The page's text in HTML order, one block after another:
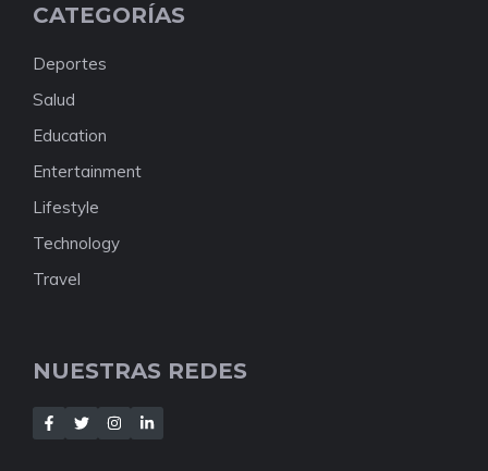
CATEGORÍAS
Deportes
Salud
Education
Entertainment
Lifestyle
Technology
Travel
NUESTRAS REDES